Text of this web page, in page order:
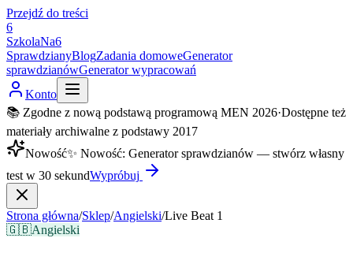
Przejdź do treści
6
SzkolaNa6
SprawdzianyBlogZadania domoweGenerator
sprawdzianówGenerator wypracowań
Konto
📚 Zgodne z nową podstawą programową MEN 2026·Dostępne też
materiały archiwalne z podstawy 2017
Nowość✨ Nowość: Generator sprawdzianów — stwórz własny
test w 30 sekundWypróbuj
Strona główna/Sklep/Angielski/Live Beat 1
🇬🇧Angielski